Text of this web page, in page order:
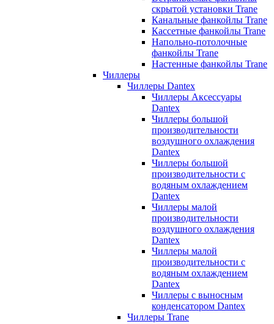
скрытой установки Trane
Канальные фанкойлы Trane
Кассетные фанкойлы Trane
Напольно-потолочные
фанкойлы Trane
Настенные фанкойлы Trane
Чиллеры
Чиллеры Dantex
Чиллеры Аксессуары
Dantex
Чиллеры большой
производительности
воздушного охлаждения
Dantex
Чиллеры большой
производительности с
водяным охлаждением
Dantex
Чиллеры малой
производительности
воздушного охлаждения
Dantex
Чиллеры малой
производительности с
водяным охлаждением
Dantex
Чиллеры с выносным
конденсатором Dantex
Чиллеры Trane